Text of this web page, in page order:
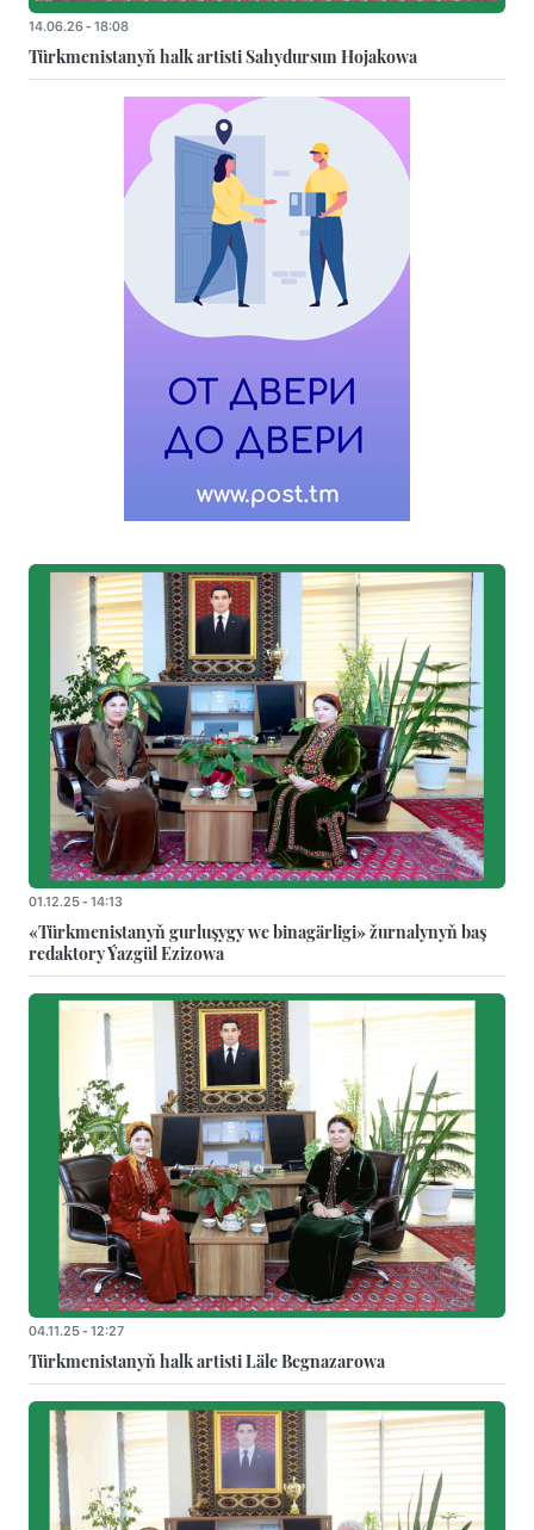
14.06.26 - 18:08
Türkmenistanyň halk artisti Sahydursun Hojakowa
01.12.25 - 14:13
«Türkmenistanyň gurluşygy we binagärligi» žurnalynyň baş
redaktory Ýazgül Ezizowa
04.11.25 - 12:27
Türkmenistanyň halk artisti Läle Begnazarowa